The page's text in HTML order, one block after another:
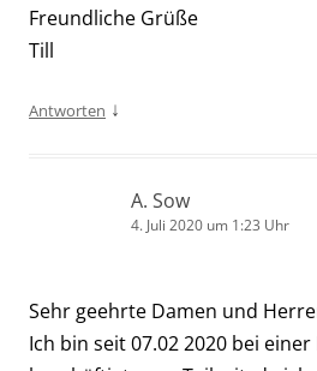
Freundliche Grüße
Till
Antworten ↓
A. Sow
4. Juli 2020 um 1:23 Uhr
Sehr geehrte Damen und
Ich bin seit 07.02 2020 bei einer